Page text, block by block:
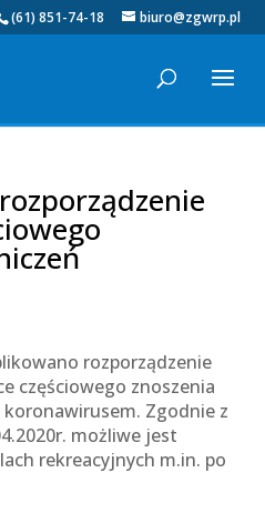
(61) 851-74-18 biuro@zgwrp.pl
rozporządzenie
częściowego znoszenia
Zgodnie z
możliwe jest
rekreacyjnych m.in. po